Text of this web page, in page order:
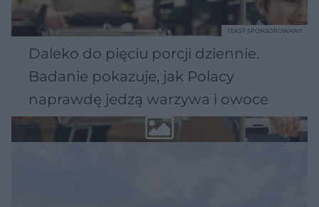
Daleko do pięciu porcji dziennie.
Badanie pokazuje, jak Polacy
naprawdę jedzą warzywa i owoce
TEKST SPONSOROWANY